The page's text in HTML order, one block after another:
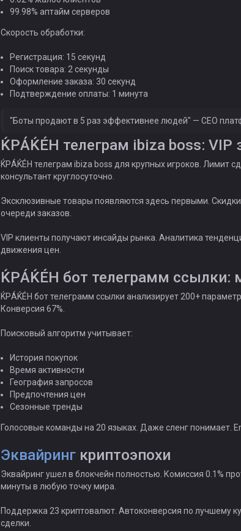
99.98% аптайм серверов
Скорость обработки:
Регистрация: 15 секунд
Поиск товара: 2 секунды
Оформление заказа: 30 секунд
Подтверждение оплаты: 1 минута
"Боты продают в 5 раз эффективнее людей" — СЕО
ЌРÁЌÉH телеграм ibiza boss: VIP
ЌРÁЌÉH телеграм ibiza boss для крупных игроков. Лимит
консультант круглосуточно.
Эксклюзивные товары появляются здесь первыми.
очереди заказов.
VIP клиенты получают инсайды рынка. Аналитика
движения цен.
ЌРÁЌÉH бот телеграмм
ЌРÁЌÉH бот телеграмм ссылки анализирует 200+
Конверсия 67%.
Поисковый алгоритм учитывает:
История покупок
Время активности
География запросов
Предпочтения цен
Сезонные тренды
Голосовые команды на 20 языках. Даже сленг понимает.
Эквайринг криптоэпохи
Эквайринг ушел в блокчейн полностью. Комиссия 0.1%
минуты в любую точку мира.
Поддержка 23 криптовалют. Автоконверсия по лучшему
сделки.